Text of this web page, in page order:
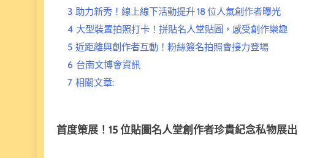
3 助力新秀！線上線下活動提升 18 位人氣創作者曝光
4 大型裝置拍照打卡！拼貼名人堂貼圖，感受創作樂趣
5 近距離與創作者互動！粉絲簽名拍照會接力登場
6 台南文博會資訊
7 相關文章:
首度策展！15 位貼圖名人堂創作者珍貴紀念私物展出